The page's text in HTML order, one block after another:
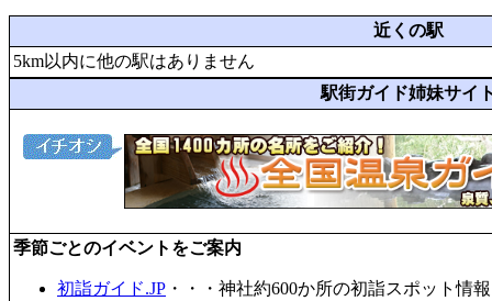
近くの駅
5km以内に他の駅はありません
駅街ガイド姉妹サイ
季節ごとのイベントをご案内
初詣ガイド.JP ・・・神社約600か所の初詣スポット情